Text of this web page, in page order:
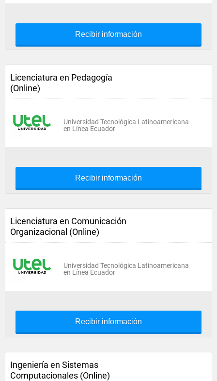
Recibir información
Licenciatura en Pedagogía
(Online)
Universidad Tecnológica Latinoamericana
en Línea Ecuador
Recibir información
Licenciatura en Comunicación
Organizacional (Online)
Universidad Tecnológica Latinoamericana
en Línea Ecuador
Recibir información
Ingeniería en Sistemas
Computacionales (Online)